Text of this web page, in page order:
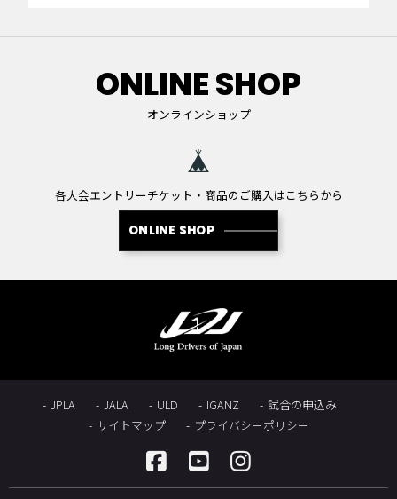
ONLINE SHOP
オンラインショップ
各大会エントリーチケット・商品のご購入はこちらから
ONLINE SHOP
JPLA JALA ULD IGANZ
試合の申込み
サイトマップ
プライバシーポリシー